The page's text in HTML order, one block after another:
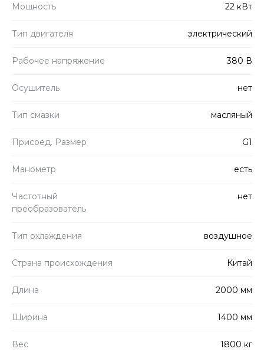
Мощность 22 кВт
Тип двигателя электрический
Рабочее напряжение 380 В
Осушитель нет
Тип смазки масляный
Присоед. Размер G1
Манометр есть
Частотный
преобразователь
нет
Тип охлаждения воздушное
Страна происхождения Китай
Длина 2000 мм
Ширина 1400 мм
Вес 1800 кг